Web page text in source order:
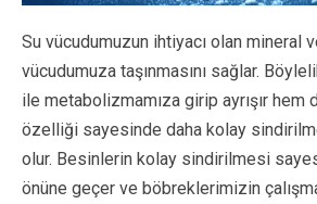
Su vücudumuzun ihtiyacı olan mineral
vücudumuza taşınmasını sağlar.
ile metabolizmamıza girip ayrışır hem
özelliği sayesinde daha kolay
olur. Besinlerin kolay sindirilmesi
önüne geçer ve böbreklerimizin